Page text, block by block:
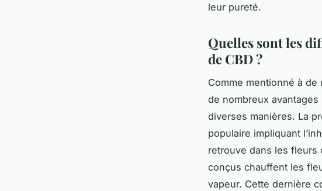
leur pureté.
Quelles sont les
de CBD ?
Comme mentionné à
de nombreux
diverses manières. La
populaire impliquant
retrouve dans les fleurs
conçus chauffent les
vapeur. Cette dernière